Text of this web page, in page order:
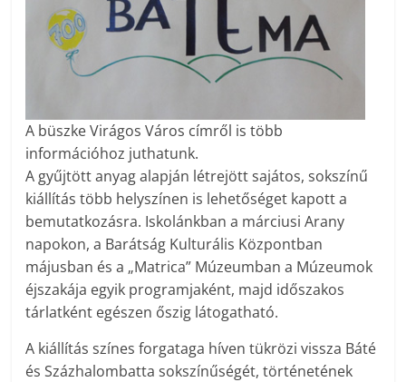
A büszke Virágos Város címről is több
információhoz juthatunk.
A gyűjtött anyag alapján létrejött sajátos, sokszínű
kiállítás több helyszínen is lehetőséget kapott a
bemutatkozásra. Iskolánkban a márciusi Arany
napokon, a Barátság Kulturális Központban
májusban és a „Matrica” Múzeumban a Múzeumok
éjszakája egyik programjaként, majd időszakos
tárlatként egészen őszig látogatható.
A kiállítás színes forgataga híven tükrözi vissza Báté
és Százhalombatta sokszínűségét, történetének